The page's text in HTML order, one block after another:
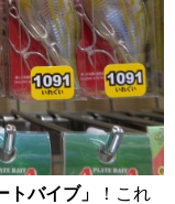
トバイブ」
！これ